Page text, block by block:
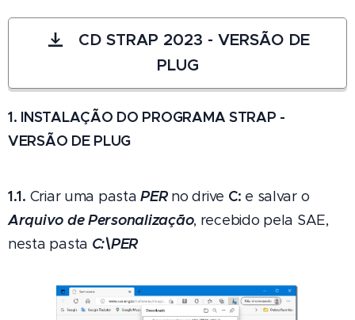
CD STRAP 2023 - VERSÃO DE
PLUG
1. INSTALAÇÃO DO PROGRAMA STRAP -
VERSÃO DE PLUG
1.1. Criar uma pastaPERno drive C: e salvar o
Arquivo de Personalização, recebido pela SAE,
nesta pasta C:\PER